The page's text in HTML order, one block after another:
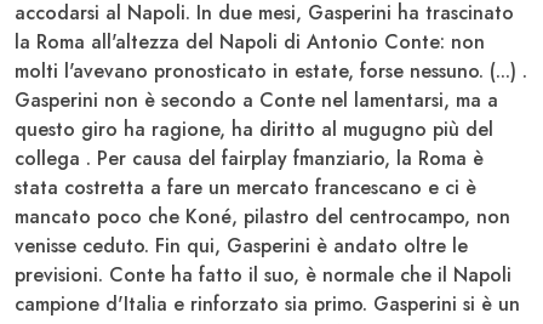
accodarsi al Napoli. In due mesi, Gasperini ha trascinato
la Roma all'altezza del Napoli di Antonio Conte: non
molti l'avevano pronosticato in estate, forse nessuno. (...) .
Gasperini non è secondo a Conte nel lamentarsi, ma a
questo giro ha ragione, ha diritto al mugugno più del
collega . Per causa del fairplay fmanziario, la Roma è
stata costretta a fare un mercato francescano e ci è
mancato poco che Koné, pilastro del centrocampo, non
venisse ceduto. Fin qui, Gasperini è andato oltre le
previsioni. Conte ha fatto il suo, è normale che il Napoli
campione d'Italia e rinforzato sia primo. Gasperini si è un